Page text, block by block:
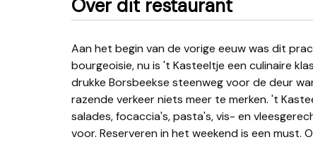
Over dit restaurant
Aan het begin van de vorige eeuw was dit prachtige pand het buitenverblijf voor de rijke Antwerpse
bourgeoisie, nu is 't Kasteeltje een culinaire
drukke Borsbeekse steenweg voor de deur
razende verkeer niets meer te merken. 't
salades, focaccia's, pasta's, vis- en
voor. Reserveren in het weekend is een must.